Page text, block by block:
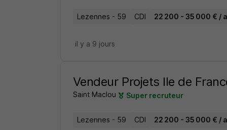
Lezennes - 59 CDI 22 200 - 35 000 € /
il y a 9 jours
Vendeur Projets Ile de
Saint Maclou Super recruteur
Lezennes - 59 CDI 22 200 - 35 000 € /